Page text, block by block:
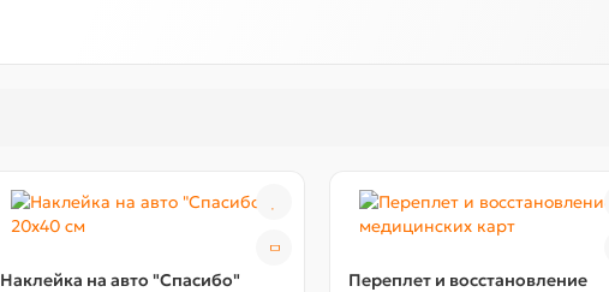
Наклейка на авто "Спасибо"
Переплет и восстановление